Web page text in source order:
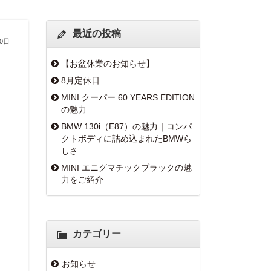
日
最近の投稿
【お盆休業のお知らせ】
8月定休日
MINI クーパー 60 YEARS EDITION
の魅力
BMW 130i（E87）の魅力｜コンパ
クトボディに詰め込まれたBMWら
しさ
MINI エニグマチックブラックの魅
力をご紹介
カテゴリー
お知らせ